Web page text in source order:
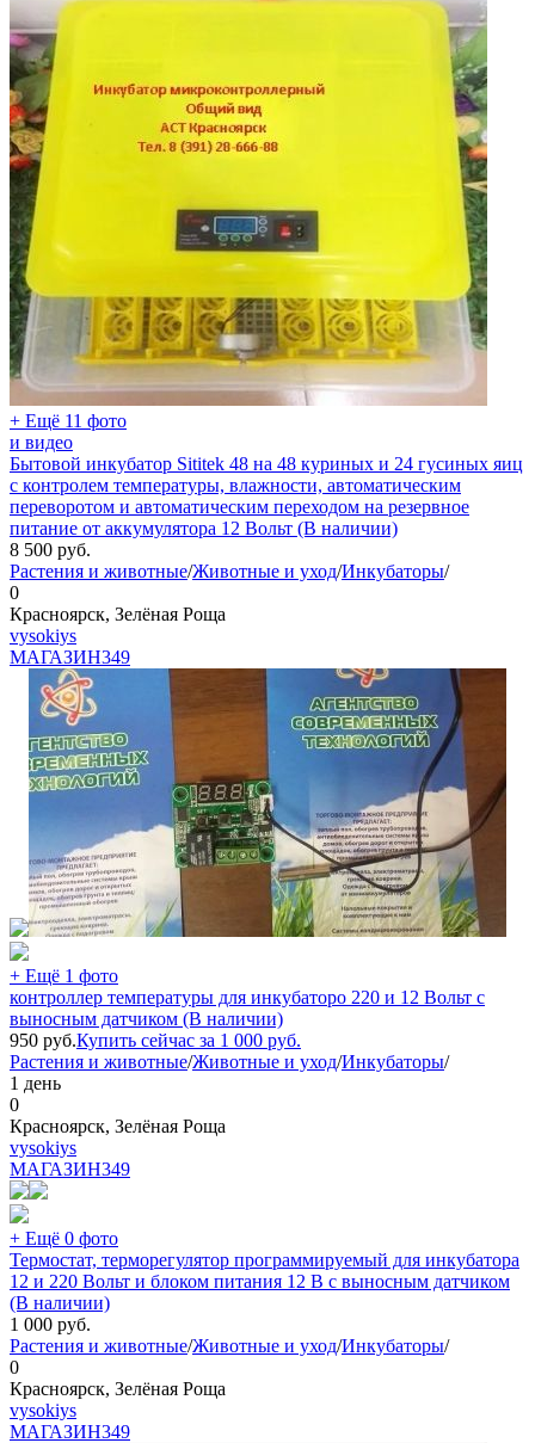
+ Ещё 11 фото
и видео
Бытовой инкубатор Sititek 48 на 48 куриных и 24 гусиных яиц
с контролем температуры, влажности, автоматическим
переворотом и автоматическим переходом на резервное
питание от аккумулятора 12 Вольт (В наличии)
8 500 руб.
Растения и животные/Животные и уход/Инкубаторы/
0
Красноярск, Зелёная Роща
vysokiys
МАГАЗИН349
+ Ещё 1 фото
контроллер температуры для инкубаторо 220 и 12 Вольт с
выносным датчиком (В наличии)
950 руб.Купить сейчас за 1 000 руб.
Растения и животные/Животные и уход/Инкубаторы/
1 день
0
Красноярск, Зелёная Роща
vysokiys
МАГАЗИН349
+ Ещё 0 фото
Термостат, терморегулятор программируемый для инкубатора
12 и 220 Вольт и блоком питания 12 В с выносным датчиком
(В наличии)
1 000 руб.
Растения и животные/Животные и уход/Инкубаторы/
0
Красноярск, Зелёная Роща
vysokiys
МАГАЗИН349